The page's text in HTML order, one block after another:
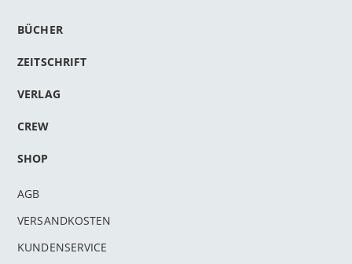
BÜCHER
ZEITSCHRIFT
VERLAG
CREW
SHOP
AGB
VERSANDKOSTEN
KUNDENSERVICE